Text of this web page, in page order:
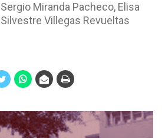
Miranda Pacheco, Elisa
Villegas Revueltas